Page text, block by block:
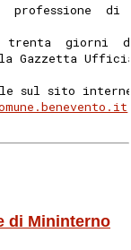
professione  di
trenta  giorni
Gazzetta
sul sito
di Mininterno